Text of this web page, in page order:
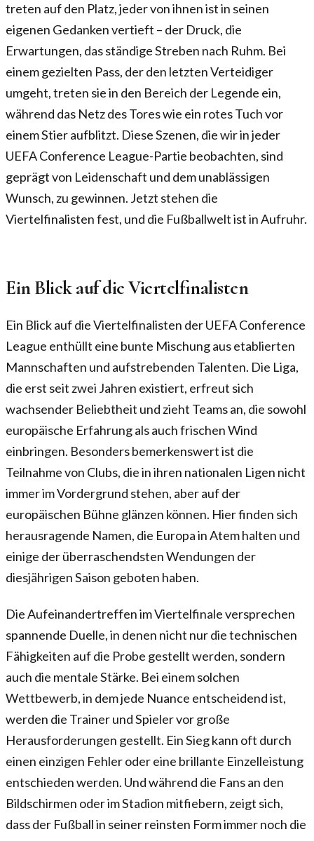
treten auf den Platz, jeder von ihnen ist in seinen
eigenen Gedanken vertieft – der Druck, die
Erwartungen, das ständige Streben nach Ruhm. Bei
einem gezielten Pass, der den letzten Verteidiger
umgeht, treten sie in den Bereich der Legende ein,
während das Netz des Tores wie ein rotes Tuch vor
einem Stier aufblitzt. Diese Szenen, die wir in jeder
UEFA Conference League-Partie beobachten, sind
geprägt von Leidenschaft und dem unablässigen
Wunsch, zu gewinnen. Jetzt stehen die
Viertelfinalisten fest, und die Fußballwelt ist in Aufruhr.
Ein Blick auf die Viertelfinalisten
Ein Blick auf die Viertelfinalisten der UEFA Conference
League enthüllt eine bunte Mischung aus etablierten
Mannschaften und aufstrebenden Talenten. Die Liga,
die erst seit zwei Jahren existiert, erfreut sich
wachsender Beliebtheit und zieht Teams an, die sowohl
europäische Erfahrung als auch frischen Wind
einbringen. Besonders bemerkenswert ist die
Teilnahme von Clubs, die in ihren nationalen Ligen nicht
immer im Vordergrund stehen, aber auf der
europäischen Bühne glänzen können. Hier finden sich
herausragende Namen, die Europa in Atem halten und
einige der überraschendsten Wendungen der
diesjährigen Saison geboten haben.
Die Aufeinandertreffen im Viertelfinale versprechen
spannende Duelle, in denen nicht nur die technischen
Fähigkeiten auf die Probe gestellt werden, sondern
auch die mentale Stärke. Bei einem solchen
Wettbewerb, in dem jede Nuance entscheidend ist,
werden die Trainer und Spieler vor große
Herausforderungen gestellt. Ein Sieg kann oft durch
einen einzigen Fehler oder eine brillante Einzelleistung
entschieden werden. Und während die Fans an den
Bildschirmen oder im Stadion mitfiebern, zeigt sich,
dass der Fußball in seiner reinsten Form immer noch die